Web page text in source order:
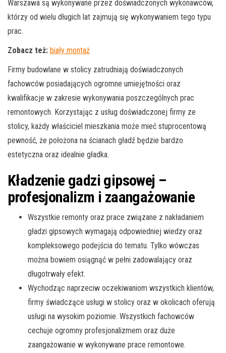
Warszawa są wykonywane przez doświadczonych wykonawców,
którzy od wielu długich lat zajmują się wykonywaniem tego typu
prac.
Zobacz też: biały montaż
Firmy budowlane w stolicy zatrudniają doświadczonych
fachowców posiadających ogromne umiejętności oraz
kwalifikacje w zakresie wykonywania poszczególnych prac
remontowych. Korzystając z usług doświadczonej firmy ze
stolicy, każdy właściciel mieszkania może mieć stuprocentową
pewność, że położona na ścianach gładź będzie bardzo
estetyczna oraz idealnie gładka.
Kładzenie gadzi gipsowej –
profesjonalizm i zaangażowanie
Wszystkie remonty oraz prace związane z nakładaniem
gładzi gipsowych wymagają odpowiedniej wiedzy oraz
kompleksowego podejścia do tematu. Tylko wówczas
można bowiem osiągnąć w pełni zadowalający oraz
długotrwały efekt.
Wychodząc naprzeciw oczekiwaniom wszystkich klientów,
firmy świadczące usługi w stolicy oraz w okolicach oferują
usługi na wysokim poziomie. Wszystkich fachowców
cechuje ogromny profesjonalizmem oraz duże
zaangażowanie w wykonywane prace remontowe.